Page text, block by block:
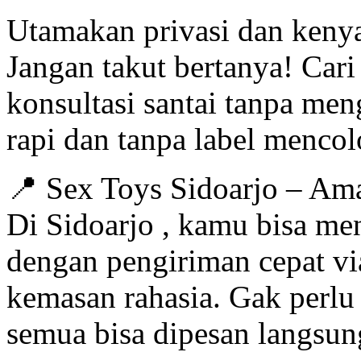
Utamakan privasi dan
Jangan takut bertanya!
konsultasi santai tanpa
rapi dan tanpa label
📍 Sex Toys Sidoarjo –
Di Sidoarjo , kamu bisa
dengan pengiriman cepat
kemasan rahasia. Gak
semua bisa dipesan